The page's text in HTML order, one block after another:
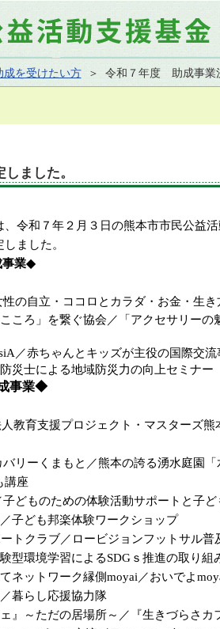
成を受けたい方＞ 令和７年度 助成事業
ました。
令和７年２月３日の熊本市市民公益
ました。
事業◆
性の自立・ココロとカラダ・お金・生
ころ」を繋ぐ協会／「アクセサリーの
赤ちゃんとキッズが主役の国際交流
災士による地域防災力の向上セミナー
事業◆
教育支援プロジェクト・マスターズ熊
リーくまもと／熊本の誇る湧水庭園
講座
どものための体験活動サポートと子
子ども邦楽体験ワークショップ
トクラブ／ロービジョンフットサル普
型環境学習によるSDGｓ推進の取り組
ネットワーク縁側moyai／おいでよ
暮らし応援協力隊
』～ただの居場所～／『生きづらさカ